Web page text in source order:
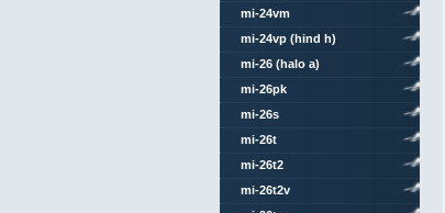
mi-24vm
mi-24vp (hind h)
mi-26 (halo a)
mi-26pk
mi-26s
mi-26t
mi-26t2
mi-26t2v